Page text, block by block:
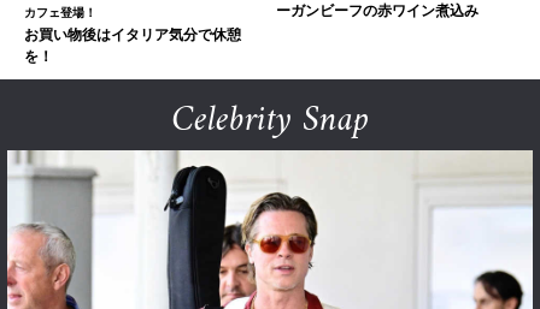
カフェ登場！
お買い物後はイタリア気分で休憩
を！
ーガンビーフの赤ワイン煮込み
Celebrity Snap